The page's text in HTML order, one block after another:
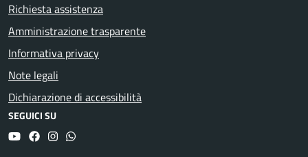
Richiesta assistenza
Amministrazione trasparente
Informativa privacy
Note legali
Dichiarazione di accessibilità
SEGUICI SU
YouTubeFacebookInstagram
Whatsapp